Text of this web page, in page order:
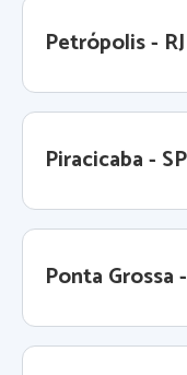
Petrópolis - RJ
Piracicaba - SP
Ponta Grossa